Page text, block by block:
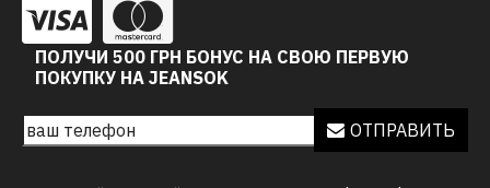
ПОЛУЧИ 500 ГРН БОНУС НА СВОЮ ПЕРВУЮ
ПОКУПКУ НА JEANSOK
ОТПРАВИТЬ